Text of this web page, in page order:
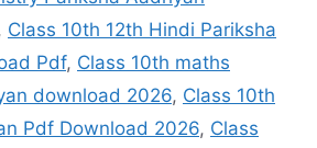
, Class 10th 12th Hindi Pariksha
Pdf, Class 10th maths
download 2026, Class 10th
Pdf Download 2026, Class